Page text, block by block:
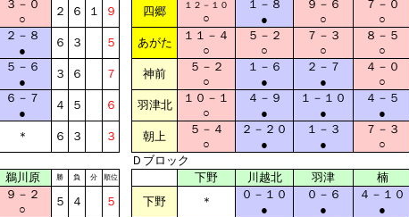
３－０
○
２ ６ １ ９ 四郷 １２－１０
○
１－８
●
９－６
○
７－０
○
２－８
●
６ ３ ５ あがた
１１－４
○
５－２
○
７－３
○
８－５
○
５－６
●
３ ６ ７ 神前
５－２
○
１－６
●
２－７
●
４－０
○
６－７
●
４ ５ ６ 羽津北
１０－１
○
４－９
●
１－１０
●
４－５
●
＊ ６ ３ ３ 朝上
５－４
○
２－２０
●
１－３
●
７－３
○
Ｄブロック
鵜川原 勝 負 分 順位 下野 川越北 羽津 楠
９－２
○
５ ４ ５ 下野 ＊
０－１０
●
０－６
●
４－１０
●